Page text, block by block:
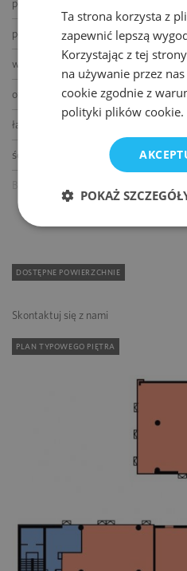
podnoszone podłogi
podwieszane sufity
wykładziny
otwierane okna
łącze światłowodowe
ścianki działowe
DOSTĘPNE POWIERZCHNIE
Skontaktuj się z nami
PLAN TYPOWEGO PIĘTRA
Ta strona korzysta z
zapewnić lepszą
Korzystając z tej
na używanie przez
cookie zgodnie z
polityki plików cookie.
POKAŻ